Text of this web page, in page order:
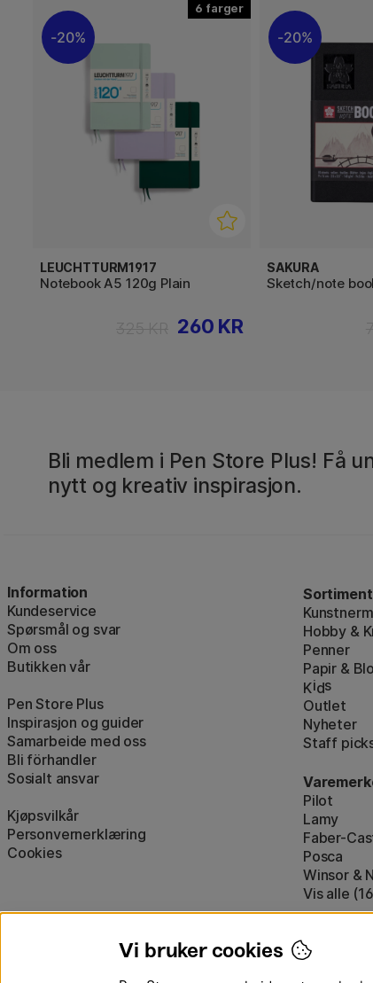
6
20%
LEUCHTTURM1917
Notebook A5 120g Plain
260 KR
20%
SAKURA
Sketch/note
Bli medlem i Pen Store Plus! Få
nytt og kreativ inspirasjon.
Information
Kundeservice
Spørsmål og svar
Om oss
Butikken vår
Pen Store Plus
Inspirasjon og guider
Samarbeide med oss
Bli förhandler
Sosialt ansvar
Kjøpsvilkår
Personvernerklæring
Cookies
Sortiment
Hobby &
Penner
Papir &
Kids
Outlet
Nyheter
Staff
Pilot
Lamy
Faber-
Posca
Winsor &
Vis alle
Vi bruker cookies